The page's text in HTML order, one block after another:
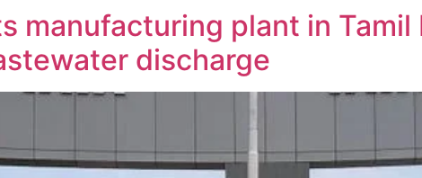
manufacturing plant in Tamil
discharge